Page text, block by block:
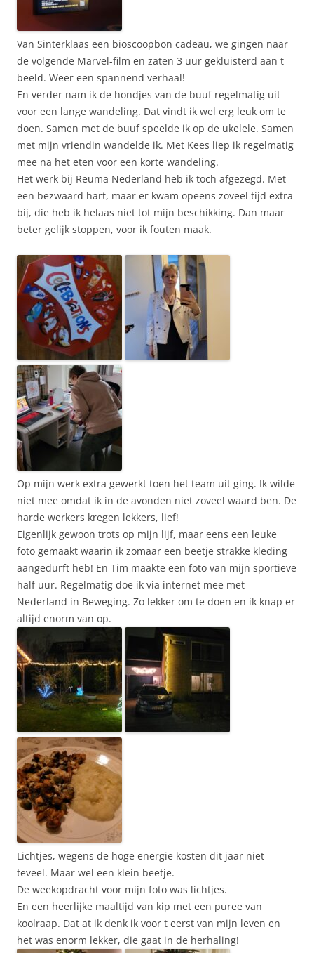
Van Sinterklaas een bioscoopbon cadeau, we gingen naar
de volgende Marvel-film en zaten 3 uur gekluisterd aan t
beeld. Weer een spannend verhaal!
En verder nam ik de hondjes van de buuf regelmatig uit
voor een lange wandeling. Dat vindt ik wel erg leuk om te
doen. Samen met de buuf speelde ik op de ukelele. Samen
met mijn vriendin wandelde ik. Met Kees liep ik regelmatig
mee na het eten voor een korte wandeling.
Het werk bij Reuma Nederland heb ik toch afgezegd. Met
een bezwaard hart, maar er kwam opeens zoveel tijd extra
bij, die heb ik helaas niet tot mijn beschikking. Dan maar
beter gelijk stoppen, voor ik fouten maak.
Op mijn werk extra gewerkt toen het team uit ging. Ik wilde
niet mee omdat ik in de avonden niet zoveel waard ben. De
harde werkers kregen lekkers, lief!
Eigenlijk gewoon trots op mijn lijf, maar eens een leuke
foto gemaakt waarin ik zomaar een beetje strakke kleding
aangedurft heb! En Tim maakte een foto van mijn sportieve
half uur. Regelmatig doe ik via internet mee met
Nederland in Beweging. Zo lekker om te doen en ik knap er
altijd enorm van op.
Lichtjes, wegens de hoge energie kosten dit jaar niet
teveel. Maar wel een klein beetje.
De weekopdracht voor mijn foto was lichtjes.
En een heerlijke maaltijd van kip met een puree van
koolraap. Dat at ik denk ik voor t eerst van mijn leven en
het was enorm lekker, die gaat in de herhaling!